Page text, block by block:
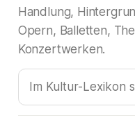
Handlung,
Opern, Balletten,
Konzertwerken.